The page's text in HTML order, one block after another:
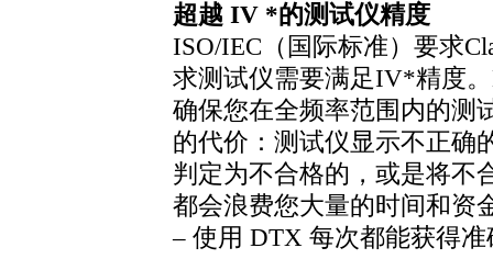
超越 IV *的测试仪精度
ISO/IEC（国际标准）要求
求测试仪需要满足IV*精度
确保您在全频率范围内的测
的代价：测试仪显示不正确
判定为不合格的，或是将不
都会浪费您大量的时间和资
– 使用 DTX 每次都能获得